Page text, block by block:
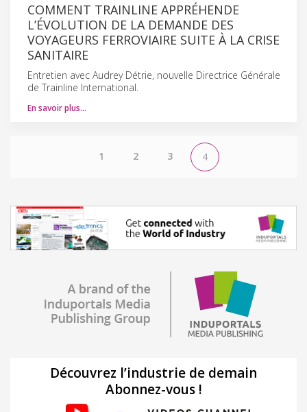
COMMENT TRAINLINE APPRÉHENDE
L’ÉVOLUTION DE LA DEMANDE DES
VOYAGEURS FERROVIAIRE SUITE À LA CRISE
SANITAIRE
Entretien avec Audrey Détrie, nouvelle Directrice Générale
de Trainline International.
En savoir plus…
1 2 3 4
Découvrez l’industrie de demain
Abonnez-vous !